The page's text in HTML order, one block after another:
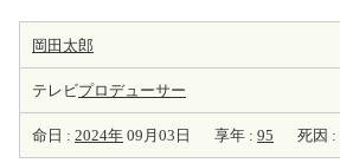
岡田太郎
テレビプロデューサー
命日 : 2024年 09月03日 享年 : 95 死因 :